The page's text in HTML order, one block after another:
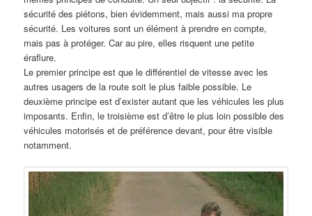
sécurité des piétons, bien évidemment, mais aussi ma propre
sécurité. Les voitures sont un élément à prendre en compte,
mais pas à protéger. Car au pire, elles risquent une petite
éraflure.
Le premier principe est que le différentiel de vitesse avec les
autres usagers de la route soit le plus faible possible. Le
deuxième principe est d’exister autant que les véhicules les plus
imposants. Enfin, le troisième est d’être le plus loin possible des
véhicules motorisés et de préférence devant, pour être visible
notamment.